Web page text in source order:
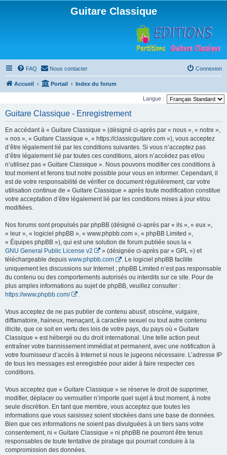
Guitare Classique
FAQ Nous contacter Connexion
Accueil Portail Index du forum
Langue :
Guitare Classique - Enregistrement
En accédant à « Guitare Classique » (désigné ci-après par « nous », « notre »,
« nos », « Guitare Classique », « https://classicguitare.com »), vous acceptez
d’être légalement lié par les conditions suivantes. Si vous n’acceptez pas
d’être légalement lié par toutes ces conditions, alors n’accédez pas et/ou
n’utilisez pas « Guitare Classique ». Nous pouvons modifier ces conditions à
tout moment et ferons tout notre possible pour vous en informer. Cependant, il
est de votre responsabilité de vérifier ce document régulièrement, car votre
utilisation continue de « Guitare Classique » après toute modification constitue
votre acceptation d’être légalement lié par les conditions mises à jour et/ou
modifiées.
Nos forums sont propulsés par phpBB (désigné ci-après par « ils », « eux »,
« leur », « logiciel phpBB », « www.phpbb.com », « phpBB Limited »,
« Équipes phpBB »), qui est une solution de forum publiée sous la «
GNU General Public License v2
» (désignée ci-après par « GPL ») et
téléchargeable depuis www.phpbb.com
. Le logiciel phpBB facilite
uniquement les discussions sur Internet ; phpBB Limited n’est pas responsable
du contenu ou des comportements autorisés ou interdits sur ce site. Pour de
plus amples informations au sujet de phpBB, veuillez consulter :
https://www.phpbb.com/
Vous acceptez de ne pas publier de contenu abusif, obscène, vulgaire,
diffamatoire, haineux, menaçant, à caractère sexuel ou tout autre contenu
illicite, que ce soit en vertu des lois de votre pays, du pays où « Guitare
Classique » est hébergé ou du droit international. Une telle action peut
entraîner votre bannissement immédiat et permanent, avec une notification à
votre fournisseur d’accès à Internet si nous le jugeons nécessaire. L’adresse IP
de tous les messages est enregistrée pour aider à faire respecter ces
conditions.
Vous acceptez que « Guitare Classique » se réserve le droit de supprimer,
modifier, déplacer ou verrouiller n’importe quel sujet à tout moment, à notre
seule discrétion. En tant que membre, vous acceptez que toutes les
informations que vous saisissez soient stockées dans une base de données.
Bien que ces informations ne soient pas divulguées à un tiers sans votre
consentement, ni « Guitare Classique » ni phpBB ne pourront être tenus
responsables de toute tentative de piratage qui pourrait conduire à la
compromission des données.